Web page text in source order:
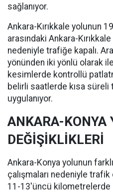
sağlanıyor.
Ankara-Kırıkkale yolunun
arasındaki Ankara-
nedeniyle trafiğe kapalı.
yönünden iki yönlü olarak
kesimlerde kontrollü
belirli saatlerde kısa
uygulanıyor.
ANKARA-KONYA
DEĞİŞİKLİKLERİ
Ankara-Konya yolunun
çalışmaları nedeniyle
11-13'üncü kilometrelerde